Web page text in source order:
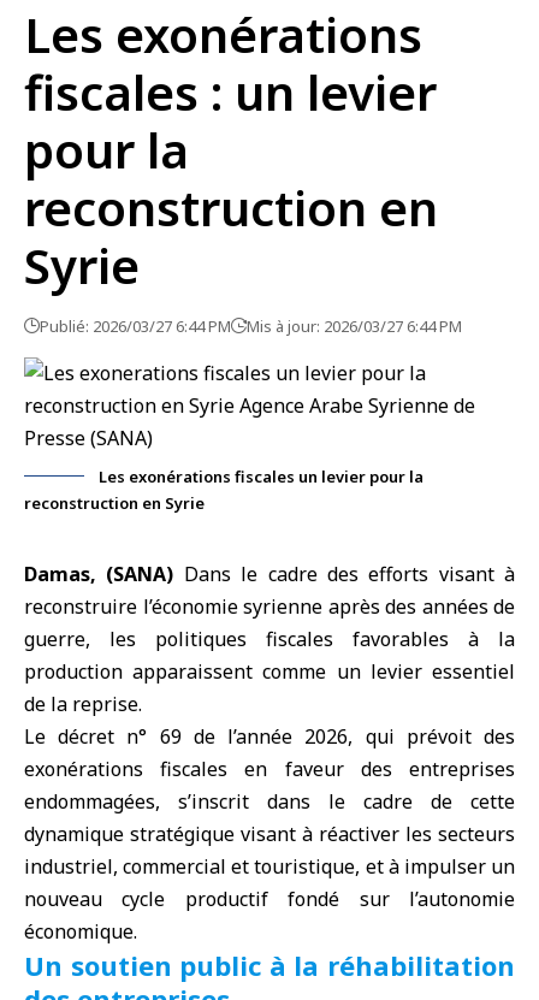
Les exonérations
fiscales : un levier
pour la
reconstruction en
Syrie
Publié: 2026/03/27 6:44 PM Mis à jour: 2026/03/27 6:44 PM
Les exonérations fiscales un levier pour la
reconstruction en Syrie
Damas, (SANA) Dans le cadre des efforts visant à
reconstruire l’économie syrienne après des années de
guerre, les politiques fiscales favorables à la
production apparaissent comme un levier essentiel
de la reprise.
Ledécret n° 69 de l’année 2026, qui prévoit des
exonérations fiscales en faveur des entreprises
endommagées, s’inscrit dans le cadre de cette
dynamique stratégique visant à réactiver les secteurs
industriel, commercial et touristique, et à impulser un
nouveau cycle productif fondé sur l’autonomie
économique.
Un soutien public à la réhabilitation